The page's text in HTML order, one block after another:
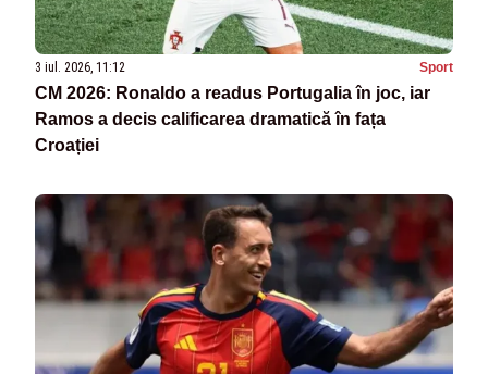
3 iul. 2026, 11:12 Sport
CM 2026: Ronaldo a readus Portugalia în joc, iar
Ramos a decis calificarea dramatică în fața
Croației